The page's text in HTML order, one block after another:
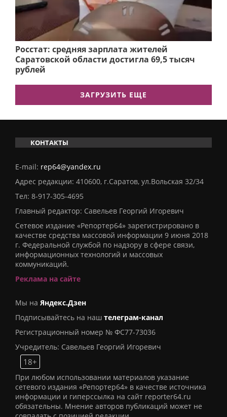
Росстат: средняя зарплата жителей
Саратовской области достигла 69,5 тысяч
рублей
ЗАГРУЗИТЬ ЕЩЕ
КОНТАКТЫ
E-mail: rep64@yandex.ru
Адрес редакции: 410600, г.Саратов, ул.Вольская 32/34
Тел: 8-917-305-4695
Главный редактор: Савельев Георгий Игоревич
Сетевое издание «Репортер64» зарегистрировано в
качестве средства массовой информации 9 июня 2018
г. Федеральной службой по надзору в сфере связи,
информационных технологий и массовых
коммуникаций.
Реклама на сайте
Мы на Яндекс.Дзен
Подписывайтесь на наш телеграм-канал
Регистрационный номер № ФС77-73036
Учредитель: Савельев Георгий Игоревич
18+
При любом использовании материалов указание
сетевого издания «Репортер64» в качестве источника
информации и гиперссылка на сайт reporter64.ru
обязательны. Мнение авторов публикаций может не